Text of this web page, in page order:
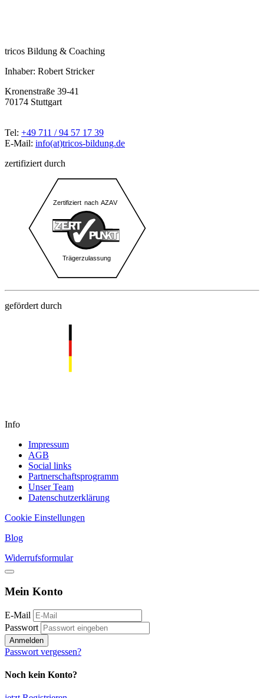
tricos Bildung & Coaching
Inhaber: Robert Stricker
Kronenstraße 39-41
70174 Stuttgart
Tel: +49 711 / 94 57 17 39
E-Mail: info(at)tricos-bildung.de
zertifiziert durch
gefördert durch
Info
Impressum
AGB
Social links
Partnerschaftsprogramm
Unser Team
Datenschutzerklärung
Cookie Einstellungen
Blog
Widerrufsformular
Mein Konto
E-Mail
Passwort
Anmelden
Passwort vergessen?
Noch kein Konto?